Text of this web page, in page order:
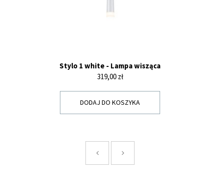
Stylo 1 white - Lampa wisząca
Cena
319,00 zł
DODAJ DO KOSZYKA